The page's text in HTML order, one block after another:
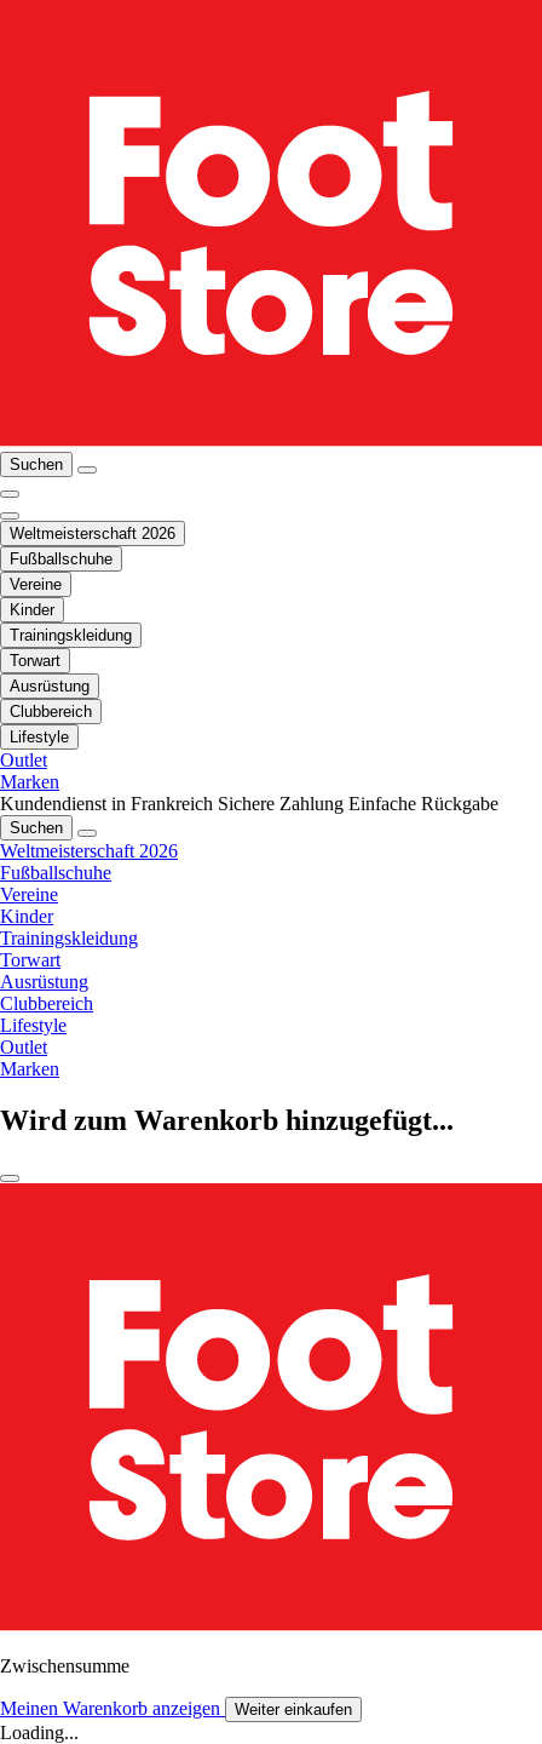
Suchen
Weltmeisterschaft 2026
Fußballschuhe
Vereine
Kinder
Trainingskleidung
Torwart
Ausrüstung
Clubbereich
Lifestyle
Outlet
Marken
Kundendienst in Frankreich Sichere Zahlung Einfache Rückgabe
Suchen
Weltmeisterschaft 2026
Fußballschuhe
Vereine
Kinder
Trainingskleidung
Torwart
Ausrüstung
Clubbereich
Lifestyle
Outlet
Marken
Wird zum Warenkorb hinzugefügt...
Zwischensumme
Meinen Warenkorb anzeigen Weiter einkaufen
Loading...